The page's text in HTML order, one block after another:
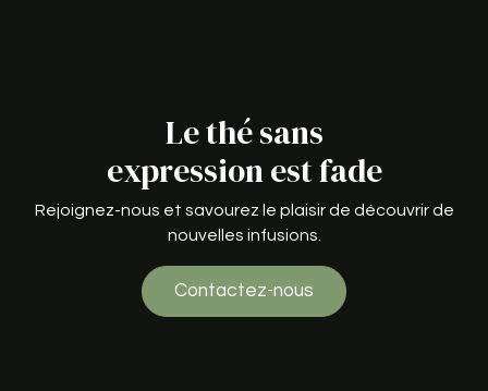
Le thé sans
expression est fade
Rejoignez-nous et savourez le plaisir de découvrir de
nouvelles infusions.
Contactez-nous